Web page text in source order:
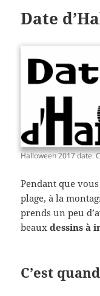
Date
Halloween 2017 date.
Pendant que
plage, à la
prends un peu
beauxdessins à
C’est